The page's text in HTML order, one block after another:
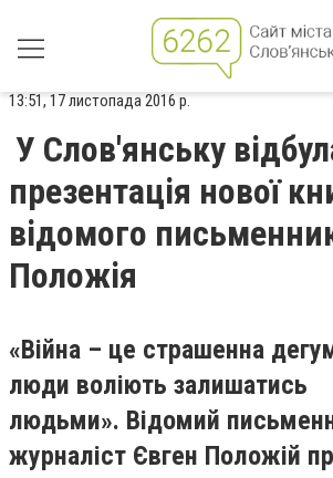
13:51, 17 листопада 2016 р.
У Слов'янську
презентація нової
відомого
Положія
«Війна – це страшенна
люди воліють залишатись
людьми». Відомий
журналіст Євген Положій